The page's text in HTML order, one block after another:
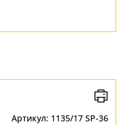
Артикул: 1135/17 SP-36